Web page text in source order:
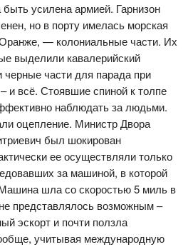
усилена армией. Гарнизон
но в порту имелась морская
— колониальные части. Их
выделили кавалерийский
черные части для парада при
– и всё. Стоявшие спиной к толпе
наблюдать за людьми.
оцепление. Министр Двора
был шокирован
ее осуществляли только
за машиной, в которой
шла со скоростью 5 миль в
представлялось возможным –
эскорт и почти ползла
учитывая международную